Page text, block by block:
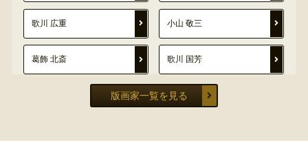
歌川 広重 小山 敬三
葛飾 北斎 歌川 国芳
橋本 明治
版画家一覧を見る